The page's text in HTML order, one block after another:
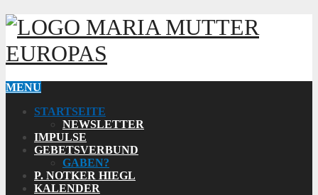
MARIA MUTTER
EUROPAS
MENU
STARTSEITE
NEWSLETTER
IMPULSE
GEBETSVERBUND
GABEN?
P. NOTKER HIEGL
KALENDER